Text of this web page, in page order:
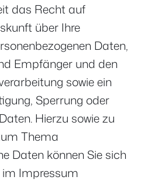
das Recht auf
über Ihre
Daten,
Empfänger und den
sowie ein
Sperrung oder
Hierzu sowie zu
Thema
Daten können Sie sich
im Impressum